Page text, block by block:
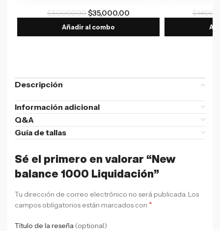
$50,000.00$35,000.00
Añadir al combo
$
Descripción
Información adicional
Q&A
Guía de tallas
Sé el primero en valorar “New
balance 1000 Liquidación”
Tu dirección de correo electrónico no será publicada. Los
campos obligatorios están marcados con *
Título de la reseña (optional)